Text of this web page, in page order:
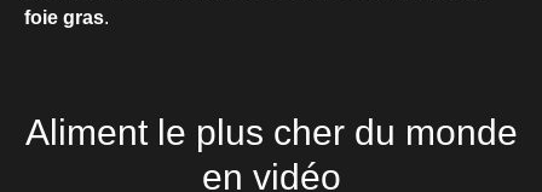
foie gras.
Aliment le plus cher du monde
en vidéo